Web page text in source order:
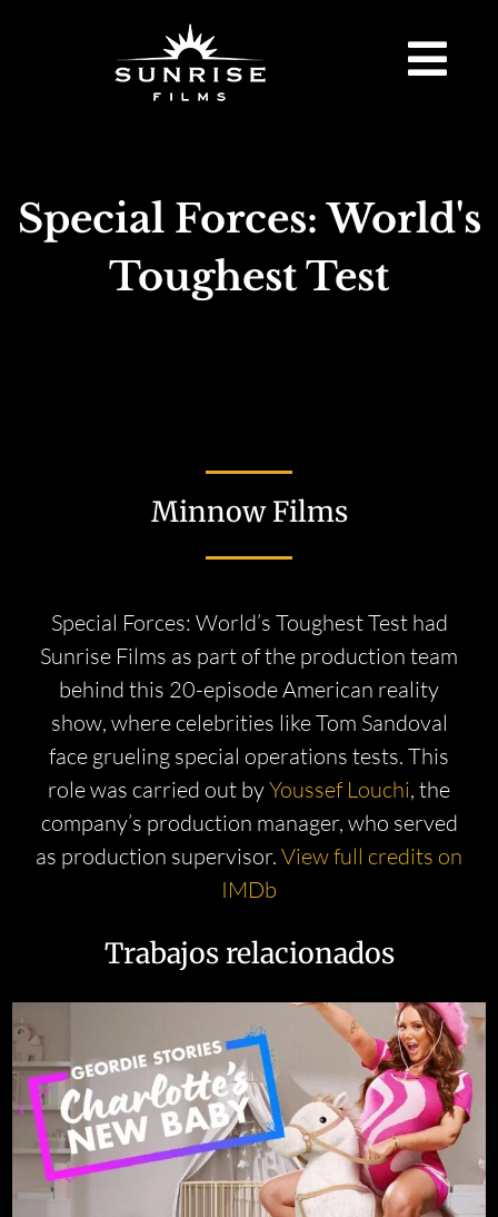
Special Forces: World's
Toughest Test
Minnow Films
Special Forces: World’s Toughest Test had
Sunrise Films as part of the production team
behind this 20-episode American reality
show, where celebrities like Tom Sandoval
face grueling special operations tests. This
role was carried out byYoussef Louchi, the
company’s production manager, who served
as production supervisor. View full credits on
IMDb
Trabajos relacionados